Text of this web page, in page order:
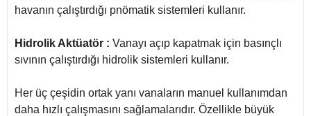
havanın çalıştırdığı pnömatik sistemleri kullanır.
Hidrolik Aktüatör : Vanayı açıp kapatmak için basınçlı
sıvının çalıştırdığı hidrolik sistemleri kullanır.
Her üç çeşidin ortak yanı vanaların manuel kullanımdan
daha hızlı çalışmasını sağlamalarıdır. Özellikle büyük